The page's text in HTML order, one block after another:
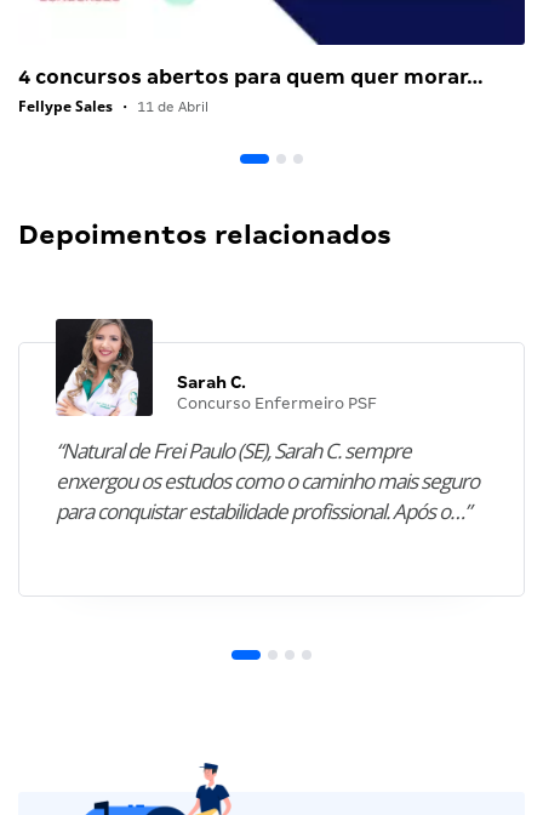
4 concursos abertos para quem quer morar…
Fellype Sales • 11 de Abril
Depoimentos relacionados
Sarah C.
Concurso Enfermeiro PSF
“Natural de Frei Paulo (SE), Sarah C. sempre
enxergou os estudos como o caminho mais seguro
para conquistar estabilidade profissional. Após o…”